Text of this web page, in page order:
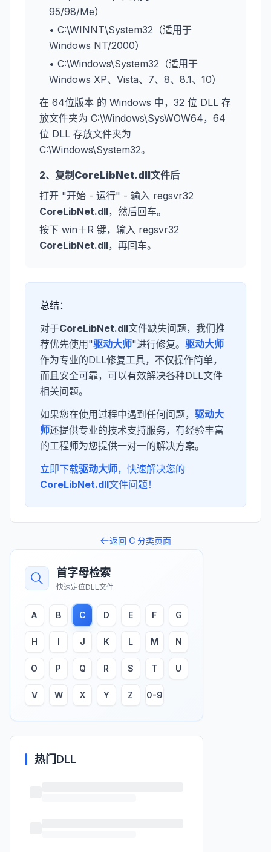
95/98/Me）
• C:\WINNT\System32（适用于
Windows NT/2000）
• C:\Windows\System32（适用于
Windows XP、Vista、7、8、8.1、10）
在 64位版本 的 Windows 中，32 位 DLL 存
放文件夹为 C:\Windows\SysWOW64，64
位 DLL 存放文件夹为
C:\Windows\System32。
2、复制 CoreLibNet.dll文件后
打开 "开始 - 运行" - 输入 regsvr32
CoreLibNet.dll，然后回车。
按下 win＋R 键，输入 regsvr32
CoreLibNet.dll，再回车。
总结：
对于CoreLibNet.dll文件缺失问题，我们推
荐优先使用"驱动大师"进行修复。 驱动大师
作为专业的DLL修复工具，不仅操作简单，
而且安全可靠，可以有效解决各种DLL文件
相关问题。
如果您在使用过程中遇到任何问题， 驱动大
师还提供专业的技术支持服务，有经验丰富
的工程师为您提供一对一的解决方案。
立即下载驱动大师，快速解决您的
CoreLibNet.dll文件问题！
返回 C 分类页面
首字母检索
快速定位DLL文件
A B C D E F G
H I J K L M N
O P Q R S T U
V W X Y Z 0-9
热门DLL